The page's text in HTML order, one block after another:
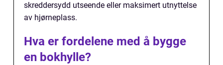
skreddersydd utseende eller maksimert utnyttelse
av hjørneplass.
Hva er fordelene med å bygge
en bokhylle?